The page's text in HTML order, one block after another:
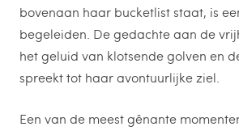
bovenaan haar bucketlist staat, is
begeleiden. De gedachte aan de
het geluid van klotsende golven en
spreekt tot haar avontuurlijke ziel.
Een van de meest gênante